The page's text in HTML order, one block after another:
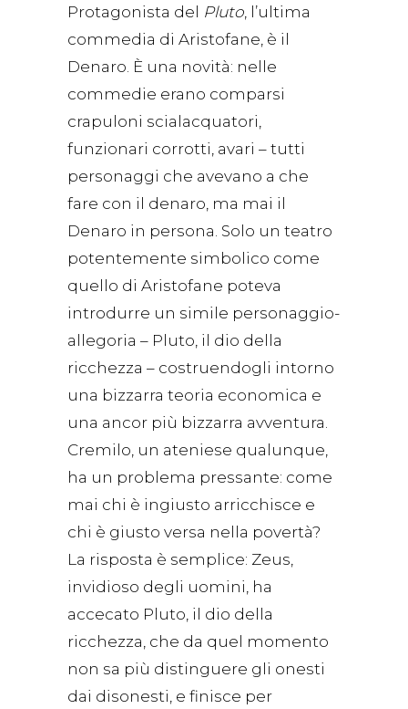
Protagonista del Pluto , l’ultima
commedia di Aristofane, è il
Denaro. È una novità: nelle
commedie erano comparsi
crapuloni scialacquatori,
funzionari corrotti, avari – tutti
personaggi che avevano a che
fare con il denaro, ma mai il
Denaro in persona. Solo un teatro
potentemente simbolico come
quello di Aristofane poteva
introdurre un simile personaggio-
allegoria – Pluto, il dio della
ricchezza – costruendogli intorno
una bizzarra teoria economica e
una ancor più bizzarra avventura.
Cremilo, un ateniese qualunque,
ha un problema pressante: come
mai chi è ingiusto arricchisce e
chi è giusto versa nella povertà?
La risposta è semplice: Zeus,
invidioso degli uomini, ha
accecato Pluto, il dio della
ricchezza, che da quel momento
non sa più distinguere gli onesti
dai disonesti, e finisce per